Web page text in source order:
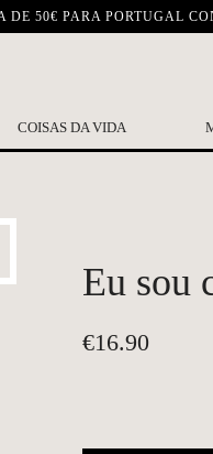
DE 50€ PARA PORTUGAL
COISAS DA VIDA
Eu sou
€16.90